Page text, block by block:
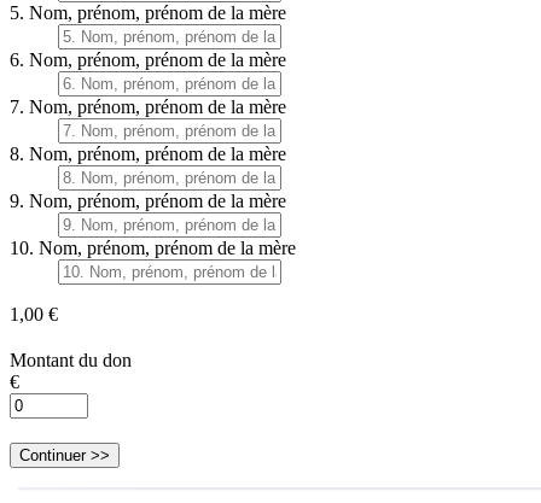
5. Nom, prénom, prénom de la mère
6. Nom, prénom, prénom de la mère
7. Nom, prénom, prénom de la mère
8. Nom, prénom, prénom de la mère
9. Nom, prénom, prénom de la mère
10. Nom, prénom, prénom de la mère
1,00 €
Montant du don
€
Continuer >>